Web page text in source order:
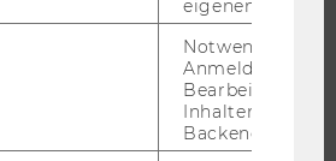
eigenen Profils.
Notwendig für
Anmeldung und
Bearbeitung von
Inhalten im
Backend.